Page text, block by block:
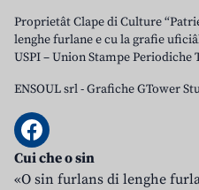
Proprietât Clape di Culture
lenghe furlane e cu la grafie
USPI – Union Stampe Periodiche
ENSOUL srl-Grafiche GTower
Cui che o sin
«O sin furlans di lenghe